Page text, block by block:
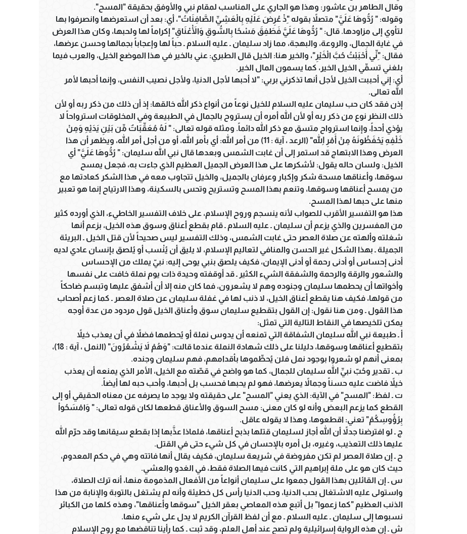
وقال الطاهر بن عاشور: وهذا هو الجاري على المناسب لمقام نبي والأوفق بحقيقة "المسح".
وقوله: " رُدُّوهَا عَلَيَّ" متصلاً بقوله "ِذْ عُرِضَ عَلَيْهِ بِالْعَشِيِّ الصَّافِنَاتُ"، أي: بعد أن استعرضها وانصرفوا بها
لتأوي إلى مزاودها. قال: " رُدُّوهَا عَلَيَّ فَطَفِقَ مَسْحًا بِالسُّوقِ وَالْأَعْنَاقِ" إكراماً لها ولحبها، وكان هذا العرض
في غاية الجمال، والروعة، والبهجة، مما زاد سليمان ـ عليه السلام ـ حباً لها وإعجاباً بجمالها وحسن عرضها،
فقال: "ِنِّي أَحْبَبْتُ حُبَّ الْخَيْرِ"، والخير هنا: الخيل قال الطبري: عني بالخير في هذا الموضع الخيل، والعرب فيما
بلغني تسمِّي الخيل الخير، كما يسمون المال الخير.
أي: إني أحببت الخيل لأجل أنها تذكرني بربي: "لا أحبها لأجل الدنيا، ولأجل نصيب النفس، وإنما أحبها لأمر
الله تعالى.
إذن فقد كان حب سليمان عليه السلام للخيل نوعاً من أنواع ذكر الله خالقها: إذ أن ذلك من ذكر ربه أو لأن
ذلك النظر نوع من ذكر ربه أو لأن الله أمره أن يستروح بالجمال في الطبيعة وفي المخلوقات استرواحاً لا
يؤذي أحداً، وإنما استرواح متسق مع ذكر الله دائماً. ومثله قوله تعالى: " لَهُ مُعَقِّبَاتٌ مِّن بَيْنِ يَدَيْهِ وَمِنْ
خَلْفِهِ يَحْفَظُونَهُ مِنْ أَمْرِ اللّهِ" (الرعد ، آية : 11) من أمر الله: أي بأمر الله، أو من أجل أمر الله، ويظهر أن هذا
العرض وهذا الابتهاج قد استمر إلى أن غابت الشمس وبعدها قال نبي الله سليمان: " رُدُّوهَا عَلَيَّ" أي
الخيل: ولسان حاله يقول: لأشكرها على هذا العرض الجميل العظيم الذي جاءت به، فجعل يمسح
سوقها، وأعناقها مسحة شكر وإكبار وعرفان بالجميل، والخيل تتجاوب معه في هذا الشكر كعادتها مع
من يمسح أعناقها وسوقها، وتنعم بهذا المسح وتستريح وتحس بالسكينة، وهذا الارتياح إنما هو تعبير
منها على حبها لهذا المسح.
هذا هو التفسير الأقرب للصواب لأنه ينسجم وروح الإسلام، على خلاف التفسير الخاطيء، الذي أورده كثير
من المفسرين والذي يزعم أن سليمان ـ عليه السلام ـ قام بقطع أعناق وسوق هذه الخيل، بزعم أنها
شغلته وألهته عن صلاة العصر حتى غابت الشمس، وذلك التفسير ليس صحيحاً لأن قتل الخيل ـ البريئة
الجميلة ـ بهذا الشكل غير الحسن والمنافي لتعاليم الإسلام، لا يليق أن يُنْسب أو يُلصق بإنسان عادي لديه
أدنى إحساس أو أدنى رحمة أو أدنى الإيمان، فكيف يلصق بنبي يوحى إليه: نبيّ يملك من الإحساس
والشعور والرقة والرحمة والشفقة الشيء الكثير ـ قد أوقفته وحيدة ذات يوم نملة خافت على نفسها
وأخواتها أن يحطمها سليمان وجنوده وهم لا يشعرون، فما كان منه إلا أن أشفق عليها وتبسم ضاحكاً
من قولها، فكيف هنا يقطع أعناق الخيل، لا ذنب لها في غفلة سليمان عن صلاة العصر ـ كما زعم أصحاب
هذا القول ـ ومن هنا نقول: إن القول بتقطيع سليمان سوق وأعناق الخيل قول مردود من عدة أوجه
يمكن تلخيصها في النقاط التالية التي تمثل:
أ ـ طبيعة نبي الله سليمان الشفاقة التي تمنعه أن يدوس نملة أو يُحطمها فضلاً في أن يعذب خيلاً
بتقطيع أعناقها وسوقها، دليلنا على ذلك شهادة النملة عندما قالت: "وَهُمْ لاَ يَشْعُرُونَ" (النمل ، آية : 18)،
بمعنى أنهم لو شعروا بوجود نمل فلن يُحطِّموها بأقدامهم، فهم سليمان وجنده.
ب ـ تقدير وحُبّ نبيِّ الله سليمان للجمال، كما هو واضح في قصّته مع الخيل، الأمر الذي يمنعه أن يعذب
خيلاً فاضت عليه حسناً وجمالاً يعرضها، فهو لم يحبها فحسب بل أحبها، وأحب حبه لها أيضاً.
ت ـ لفظ: "المسح" في الآية: الذي يعني "المسح" على حقيقته ولا يوجد ما يصرفه عن معناه الحقيقي أو إلى
القطع كما يزعم البعض وأنه لو كان معنى: مسح السوق والأعناق قطعها لكان قوله تعالى: " وَامْسَحُواْ
بِرُؤُوسِكُمْ" تعني: اقطعوها، وهذا لا يقوله عاقل.
ج ـ لو افترضنا جدلاً أن الله أجاز لسليمان قتلها بذبح أعناقها، فلماذا عذَّبها إذا بقطع سيقانها وقد حرّم الله
عليها ذلك التعذيب، وغيره، بل أمره بالإحسان في كل شيء حتى في القتل.
ح ـ إن صلاة العصر لم تكن مفروضة في شريعة سليمان، فكيف يقال أنها فاتته وهي في حكم المعدوم،
حيث كان هو على ملة إبراهيم التي كانت فيها الصلاة فقط، في الغدو والعشي.
س ـ إن القائلين بهذا القول جمعوا على سليمان أنواعاً من الأفعال المذمومة منها، أنه ترك الصلاة،
واستولى عليه الاشتغال بحب الدنيا، وحب الدنيا رأس كل خطيئة وأنه لم يشتغل بالتوبة والإنابة من هذا
الذنب العظيم "كما زعموا" بل أتبع هذه المعاصي بعقر الخيل "سوقها وأعناقها"، وهذه كلها من الكبائر
نسبوها إلى سليمان ـ عليه السلام ـ مع أن لفظ القرآن الكريم لا يدل على شيء منها.
ش ـ إن هذه الرواية إسرائيلية ولم تصح عند أهل العلم، وقد ثبت ـ كما رأينا تناقضها مع روح الإسلام